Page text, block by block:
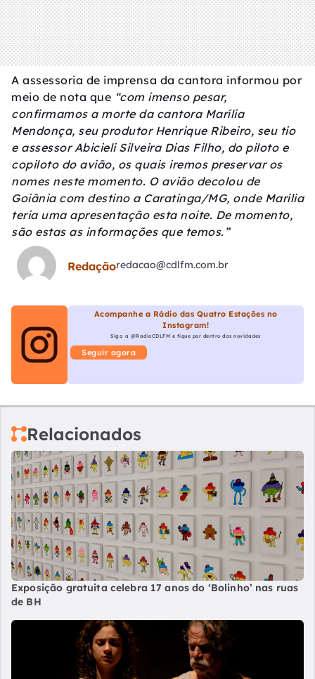
A assessoria de imprensa da cantora informou por
meio de nota que “com imenso pesar,
confirmamos a morte da cantora Marília
Mendonça, seu produtor Henrique Ribeiro, seu tio
e assessor Abicieli Silveira Dias Filho, do piloto e
copiloto do avião, os quais iremos preservar os
nomes neste momento. O avião decolou de
Goiânia com destino a Caratinga/MG, onde Marília
teria uma apresentação esta noite. De momento,
são estas as informações que temos.”
Redaçãoredacao@cdlfm.com.br
Acompanhe a Rádio das Quatro Estações no
Instagram!
Siga a @RadioCDLFM e fique por dentro das novidades
Seguir agora
Relacionados
Exposição gratuita celebra 17 anos do ‘Bolinho’ nas ruas
de BH